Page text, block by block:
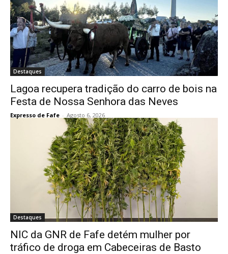
Destaques
Lagoa recupera tradição do carro de bois na
Festa de Nossa Senhora das Neves
Expresso de Fafe - Agosto 6, 2026
Destaques
NIC da GNR de Fafe detém mulher por
tráfico de droga em Cabeceiras de Basto